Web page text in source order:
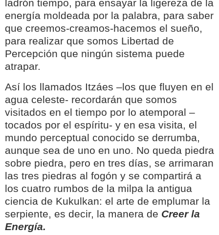
ladrón tiempo, para ensayar la ligereza de la
energía moldeada por la palabra, para saber
que creemos-creamos-hacemos el sueño,
para realizar que somos Libertad de
Percepción que ningún sistema puede
atrapar.
Así los llamados Itzáes –los que fluyen en el
agua celeste- recordarán que somos
visitados en el tiempo por lo atemporal –
tocados por el espíritu- y en esa visita, el
mundo perceptual conocido se derrumba,
aunque sea de uno en uno. No queda piedra
sobre piedra, pero en tres días, se arrimaran
las tres piedras al fogón y se compartirá a
los cuatro rumbos de la milpa la antigua
ciencia de Kukulkan: el arte de emplumar la
serpiente, es decir, la manera de Creer la
Energía.